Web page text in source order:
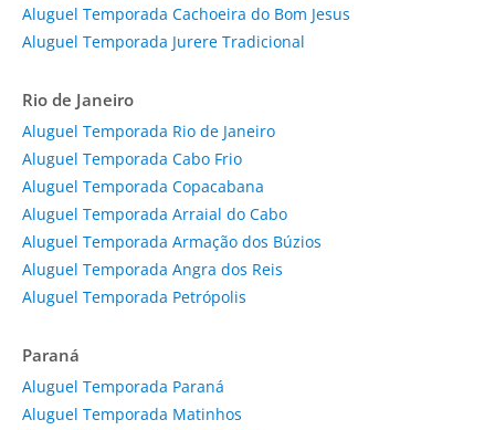
Aluguel Temporada Cachoeira do Bom Jesus
Aluguel Temporada Jurere Tradicional
Rio de Janeiro
Aluguel Temporada Rio de Janeiro
Aluguel Temporada Cabo Frio
Aluguel Temporada Copacabana
Aluguel Temporada Arraial do Cabo
Aluguel Temporada Armação dos Búzios
Aluguel Temporada Angra dos Reis
Aluguel Temporada Petrópolis
Paraná
Aluguel Temporada Paraná
Aluguel Temporada Matinhos